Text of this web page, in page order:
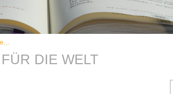
DIE WELT